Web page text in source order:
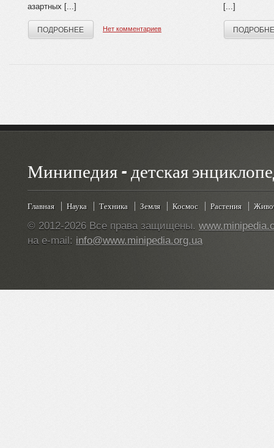
азартных [...]
ПОДРОБНЕЕ Нет комментариев
[...]
Минипедия - детская
Главная Наука Техника Земля Космос Растения
© 2012-2026 Все права защищены.
на e-mail: info@www.minipedia.org.ua